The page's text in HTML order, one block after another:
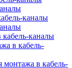
каналы
каналы
в кабель-
монтажа в кабель-